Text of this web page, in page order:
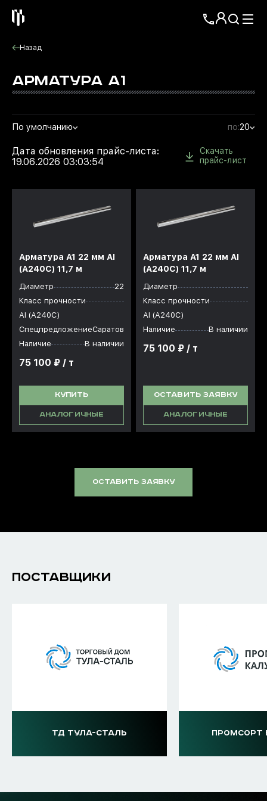
Назад
АРМАТУРА А1
По умолчанию по:20
Дата обновления прайс-листа:
19.06.2026 03:03:54
Скачать
прайс-лист
Арматура А1 22 мм АI
(А240С) 11,7 м
Диаметр
22
Класс прочности
АI (А240С)
СпецпредложениеСаратов
Наличие
В наличии
75 100 ₽ / т
КУПИТЬ
АНАЛОГИЧНЫЕ
Арматура А1 22 мм АI
(А240С) 11,7 м
Диаметр
Класс прочности
АI (А240С)
Наличие
В наличии
75 100 ₽ / т
ОСТАВИТЬ ЗАЯВКУ
АНАЛОГИЧНЫЕ
оставить заявку
ПОСТАВЩИКИ
ТД ТУЛА-СТАЛЬ ПРОМСОРТ